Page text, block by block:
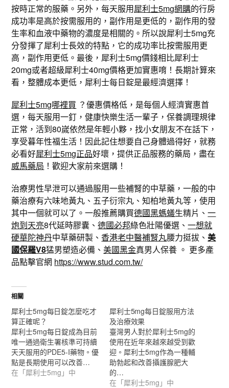
按時正常的服藥。另外，每天服用犀利士5mg網購的行房
成功率是高於按需服用的，副作用是更低的，副作用的發
生率和血液中藥物的濃度是相關的。所以說犀利士5mg充
分發揮了犀利士長效的特點，它的成功率比按需服用更
高，副作用更低。最後，犀利士5mg價錢相比犀利士
20mg或者超級犀利士40mg價格更加實惠唷！長期計算來
看，整體成本更低，犀利士每日錠是最經濟選擇！
犀利士5mg哪裡買 ？優惠價格低，是每個人經濟實惠首
選，每天服用一釘，健康快樂生活一輩子，保養調理規律
正常，活到80嵗依然是年輕小夥，找小女朋友不在話下，
享受暮年性福生活！因此記住想要自己身體過得好，就務
必看好犀利士5mg正品好壞，提供正品服務的藥局，盡在
威馬藥局 ！歡迎大家前來選購！
治療男性早泄可以通過服用一些補腎的中草藥，一般的中
藥治療有六味地黃丸、五子衍宗丸、知柏地黃丸等，使用
其中一個就可以了。一般推薦購買德國黑螞蟻生精片、一
炮到天亮8代延時膠囊、德國必邦綠色壯陽優選、一想就
硬華陀神丹中草藥研製、香港老中醫補腎丸腰力挺拔、美
國保羅V8猛男塑造必備、美國黑金真男人保養 。 更多產
品點擊官網 https://www.stud.com.tw/
相關
犀利士5mg每日錠怎麼吃才
算正確呢？
犀利士5mg每日錠成為目前
唯一通過衛生署核準可持續
天天服用的PDE5-I藥物。優
點是長期使用可以改善…
在「犀利士5mg」中
犀利士5mg每日錠服用方法
及治療效果
臺灣男人對於犀利士5mg的
使用在近年來越來越受到歡
迎。犀利士5mg作為一種輔
助勃起和改善攝護腺肥大
的…
在「犀利士5mg」中